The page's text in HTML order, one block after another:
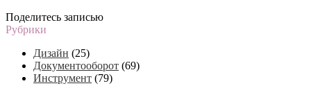
Поделитесь записью
Рубрики
Дизайн (25)
Документооборот (69)
Инструмент (79)